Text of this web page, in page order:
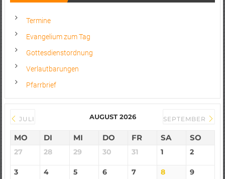
Termine
Evangelium zum Tag
Gottesdienstordnung
Verlautbarungen
Pfarrbrief
JULI AUGUST 2026 SEPTEMBER
MO DI MI DO FR SA SO
27 28 29 30 31 1 2
3 4 5 6 7 8 9